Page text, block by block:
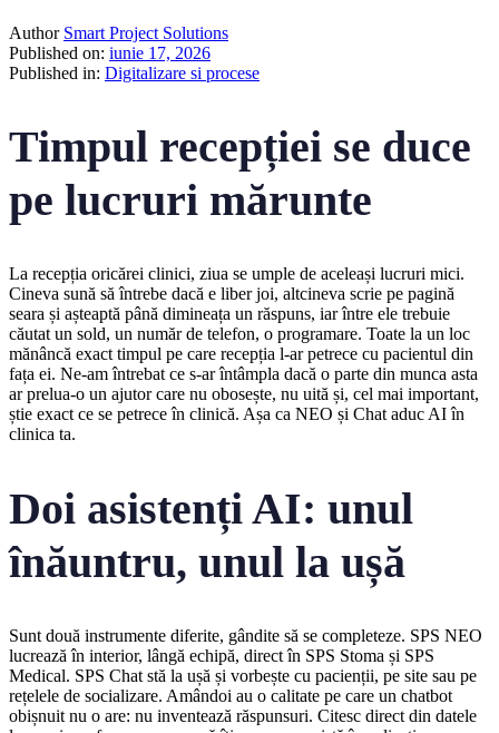
Author Smart Project Solutions
Published on: iunie 17, 2026
Published in: Digitalizare si procese
Timpul recepției se duce
pe lucruri mărunte
La recepția oricărei clinici, ziua se umple de aceleași lucruri mici.
Cineva sună să întrebe dacă e liber joi, altcineva scrie pe pagină
seara și așteaptă până dimineața un răspuns, iar între ele trebuie
căutat un sold, un număr de telefon, o programare. Toate la un loc
mănâncă exact timpul pe care recepția l-ar petrece cu pacientul din
fața ei. Ne-am întrebat ce s-ar întâmpla dacă o parte din munca asta
ar prelua-o un ajutor care nu obosește, nu uită și, cel mai important,
știe exact ce se petrece în clinică. Așa ca NEO și Chat aduc AI în
clinica ta.
Doi asistenți AI: unul
înăuntru, unul la ușă
Sunt două instrumente diferite, gândite să se completeze. SPS NEO
lucrează în interior, lângă echipă, direct în SPS Stoma și SPS
Medical. SPS Chat stă la ușă și vorbește cu pacienții, pe site sau pe
rețelele de socializare. Amândoi au o calitate pe care un chatbot
obișnuit nu o are: nu inventează răspunsuri. Citesc direct din datele